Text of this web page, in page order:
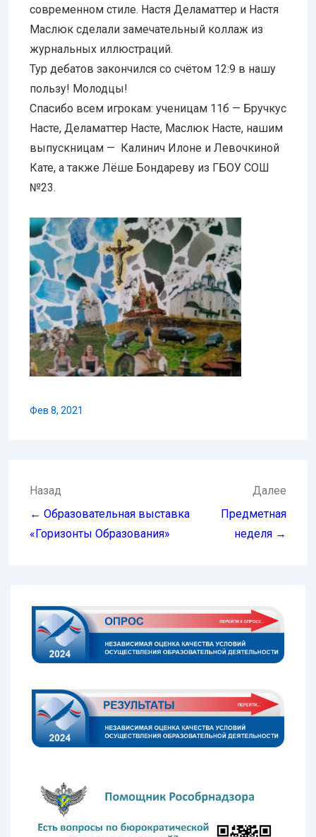
современном стиле. Настя Деламаттер и Настя
Маслюк сделали замечательный коллаж из
журнальных иллюстраций.
Тур дебатов закончился со счётом 12:9 в нашу
пользу! Молодцы!
Спасибо всем игрокам: ученицам 11б — Бручкус
Насте, Деламаттер Насте, Маслюк Насте, нашим
выпускницам — Калинич Илоне и Левочкиной
Кате, а также Лёше Бондареву из ГБОУ СОШ
№23.
Фев 8, 2021
Навигация
по
записям
Назад
← Образовательная выставка
«Горизонты Образования»
Далее
Предметная
неделя →